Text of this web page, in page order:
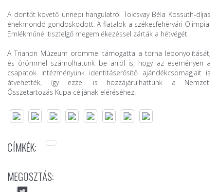
A döntőt követő ünnepi hangulatról Tolcsvay Béla Kossuth-díjas
énekmondó gondoskodott. A fiatalok a székesfehérvári Olimpiai
Emlékműnél tisztelgő megemlékezéssel zárták a hétvégét.
A Trianon Múzeum örömmel támogatta a torna lebonyolítását,
és örömmel számolhatunk be arról is, hogy az eseményen a
csapatok intézményünk identitáserősítő ajándékcsomagjait is
átvehették, így ezzel is hozzájárulhattunk a Nemzeti
Összetartozás Kupa céljának eléréséhez.
CÍMKÉK:
MEGOSZTÁS: